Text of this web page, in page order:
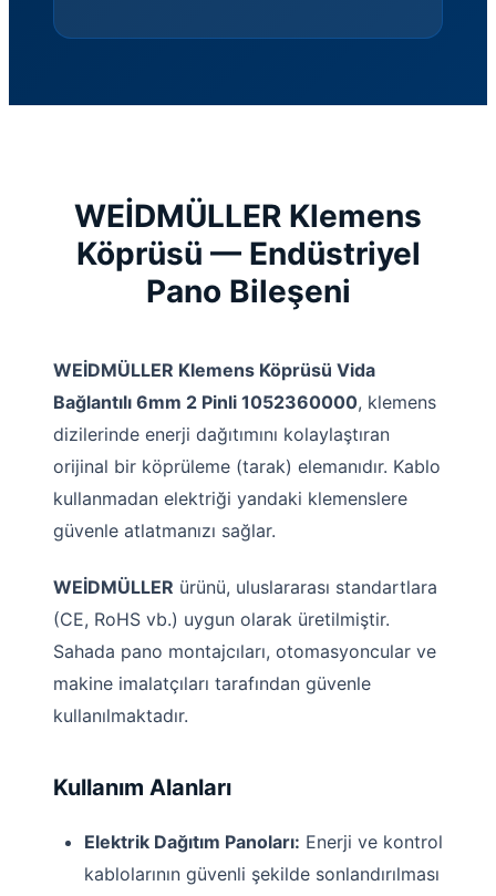
WEİDMÜLLER Klemens
Köprüsü — Endüstriyel
Pano Bileşeni
WEİDMÜLLER Klemens Köprüsü Vida
Bağlantılı 6mm 2 Pinli 1052360000, klemens
dizilerinde enerji dağıtımını kolaylaştıran
orijinal bir köprüleme (tarak) elemanıdır. Kablo
kullanmadan elektriği yandaki klemenslere
güvenle atlatmanızı sağlar.
WEİDMÜLLER ürünü, uluslararası standartlara
(CE, RoHS vb.) uygun olarak üretilmiştir.
Sahada pano montajcıları, otomasyoncular ve
makine imalatçıları tarafından güvenle
kullanılmaktadır.
Kullanım Alanları
Elektrik Dağıtım Panoları: Enerji ve kontrol
kablolarının güvenli şekilde sonlandırılması